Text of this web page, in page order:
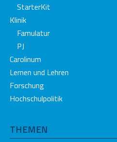
StarterKit
Klinik
Famulatur
PJ
Carolinum
Lernen und Lehren
Forschung
Hochschulpolitik
THEMEN